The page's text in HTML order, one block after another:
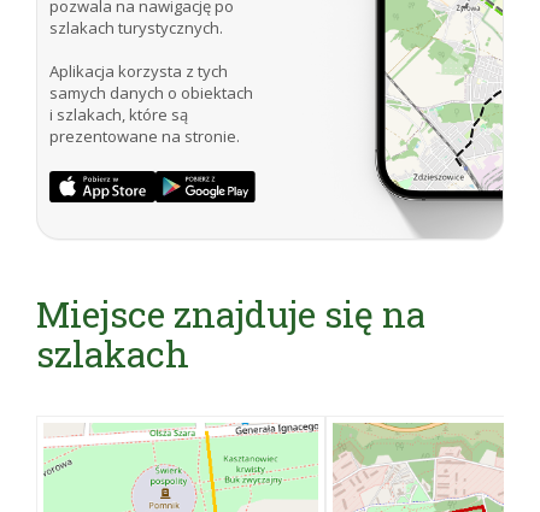
Źródło: Lechosław Herz „Puszcza Kampinoska”
Oficyna Wydawnicza „Rewasz” 2012
Internet:http://www.twierdzamodlin.pl/?
http://pl.wikipedia.org/wiki/Twierdza_Modlin
http://poznajpolske.onet.pl/mazowieckie/cytadela-
pozwala na nawigację po
szlakach turystycznych.
Aplikacja korzysta z tych
samych danych o obiektach
i szlakach, które są
prezentowane na stronie.
Miejsce znajduje się na
szlakach